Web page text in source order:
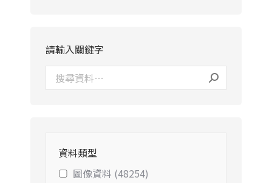
請輸入關鍵字
資料類型
圖像資料 (48254)